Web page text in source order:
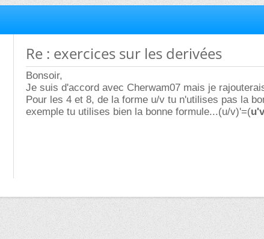
Re : exercices sur les derivées
Bonsoir,
Je suis d'accord avec Cherwam07 mais je
Pour les 4 et 8, de la forme u/v tu n'utilises pas la
exemple tu utilises bien la bonne formule...(u/v)'=(u'v